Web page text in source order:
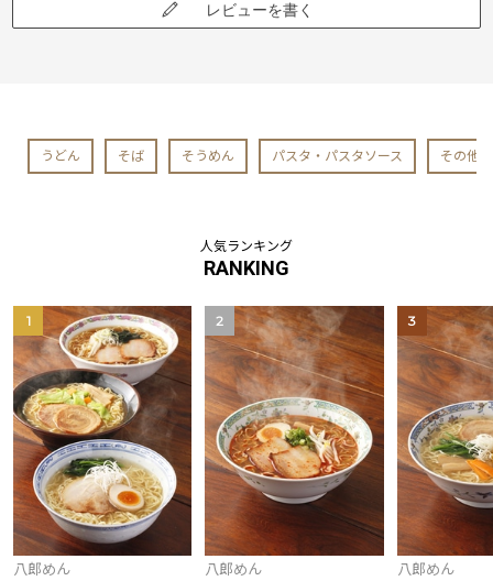
レビューを書く
うどん そば そうめん パスタ・パスタソース その他
人気ランキング
RANKING
1
八郎めん
2
八郎めん
3
八郎めん